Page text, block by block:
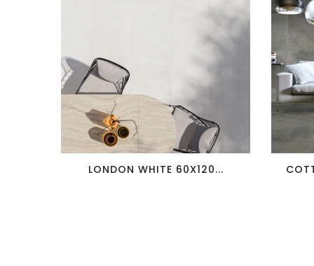
LONDON WHITE 60X120...